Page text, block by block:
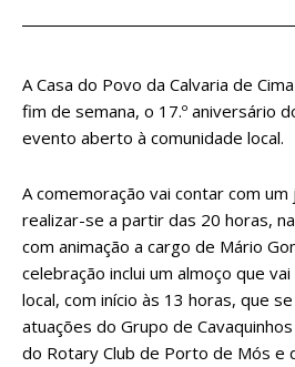
A Casa do Povo da Calvaria de
fim de semana, o 17.º aniversário
evento aberto à comunidade local.
A comemoração vai contar com
realizar-se a partir das 20 horas,
com animação a cargo de Mário
celebração inclui um almoço que
local, com início às 13 horas, que
atuações do Grupo de
do Rotary Club de Porto de Mós e